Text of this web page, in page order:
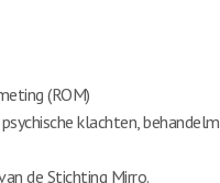
(ROM)
klachten,
de Stichting Mirro.